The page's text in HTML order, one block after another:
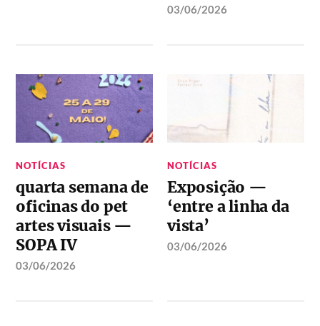
03/06/2026
NOTÍCIAS
quarta semana de
oficinas do pet
artes visuais —
SOPA IV
03/06/2026
NOTÍCIAS
Exposição —
‘entre a linha da
vista’
03/06/2026